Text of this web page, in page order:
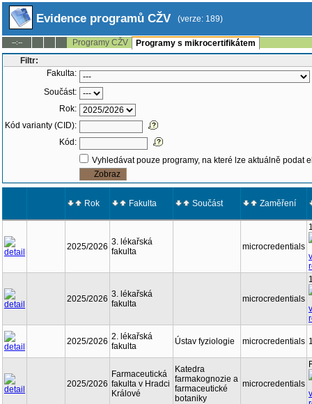
Evidence programů CŽV (verze: 189)
--:-- Programy CŽV
Programy s mikrocertifikátem
Filtr:
Fakulta:
Součást:
Rok:
Kód varianty (CID):
Kód:
Vyhledávat pouze programy, na které lze aktuálně podat
Rok Fakulta Součást Zaměření
2025/2026 3. lékařská
fakulta
microcredentials
2025/2026 3. lékařská
fakulta
microcredentials
2025/2026 2. lékařská
fakulta
Ústav fyziologie microcredentials
2025/2026
Farmaceutická
fakulta v Hradci
Králové
Katedra
farmakognozie a
farmaceutické
botaniky
microcredentials